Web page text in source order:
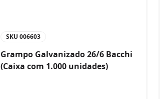
SKU 006603
Grampo Galvanizado 26/6 Bacchi
(Caixa com 1.000 unidades)